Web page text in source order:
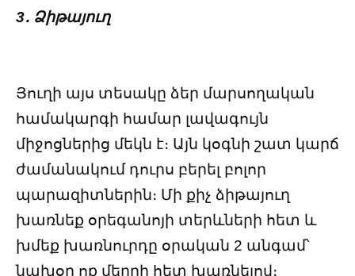
3․ Ձիթայուղ
Յուղի այս տեսակը ձեր մարսողական
համակարգի համար լավագույն
միջոցներից մեկն է։ Այն կօգնի շատ կարճ
ժամանակում դուրս բերել բոլոր
պարազիտներին։ Մի քիչ ձիթայուղ
խառնեք օրեգանոյի տերևների հետ և
խմեք խառնուրդը օրական 2 անգամ՝
նախօր ոք մեղրի հետ խառնելով։